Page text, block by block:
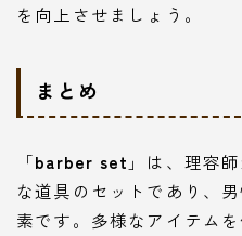
を向上させましょう。
まとめ
「barber set 」は、理容
な道具のセットであり、
素です。多様なアイテム